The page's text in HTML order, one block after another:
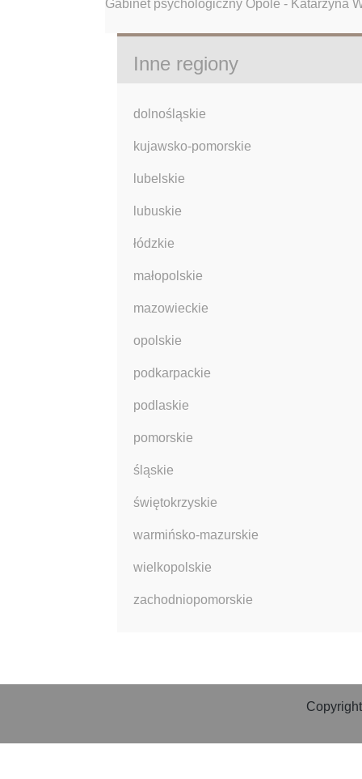
Gabinet psychologiczny Opole - Katarzyna
Inne regiony
dolnośląskie
kujawsko-pomorskie
lubelskie
lubuskie
łódzkie
małopolskie
mazowieckie
opolskie
podkarpackie
podlaskie
pomorskie
śląskie
świętokrzyskie
warmińsko-mazurskie
wielkopolskie
zachodniopomorskie